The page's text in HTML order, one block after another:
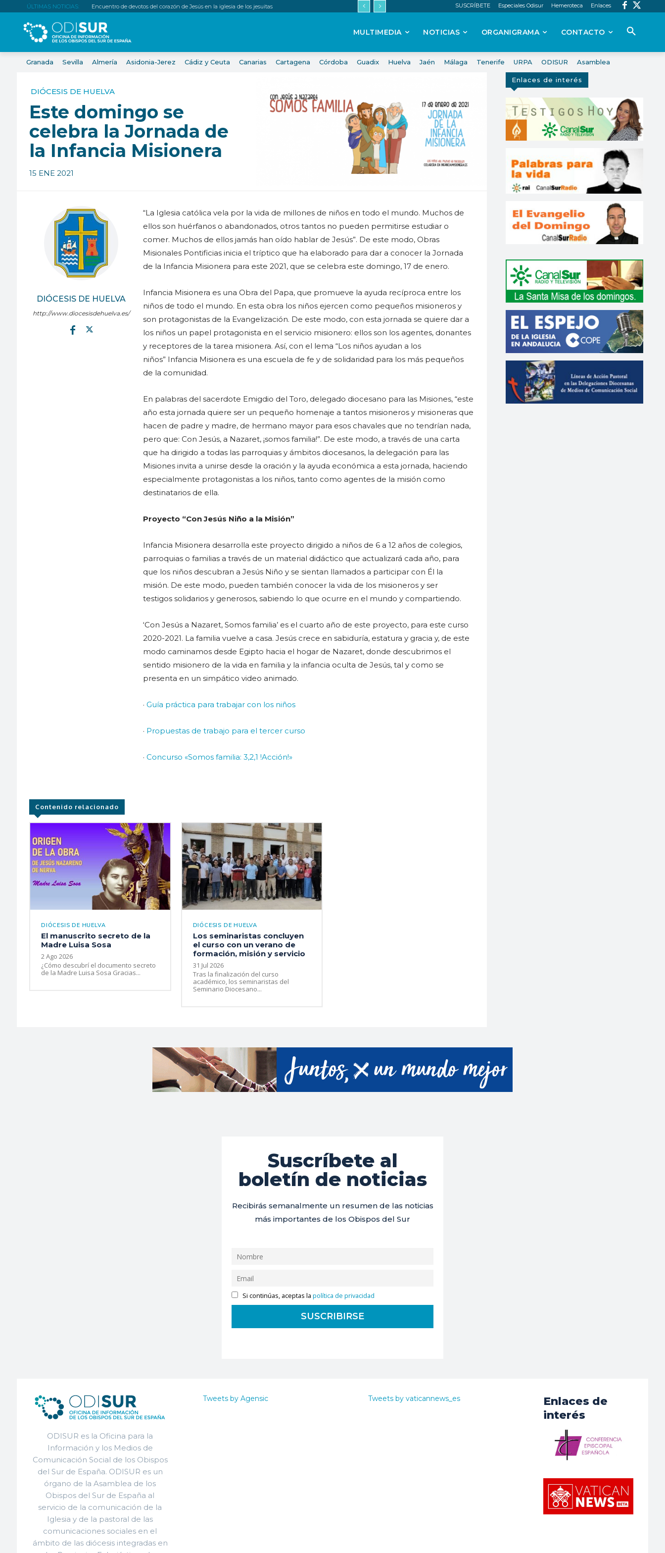
ÚLTIMAS NOTICIAS: Encuentro de devotos del corazón de Jesús en la iglesia de los jesuitas SUSCRÍBETE Especiales Odisur Hemeroteca Enlaces
MULTIMEDIA NOTICIAS ORGANIGRAMA CONTACTO
Granada Sevilla Almería Asidonia-Jerez Cádiz y Ceuta Canarias Cartagena Córdoba Guadix Huelva Jaén Málaga Tenerife URPA ODISUR Asamblea
DIÓCESIS DE HUELVA
Este domingo se
celebra la Jornada de
la Infancia Misionera
15 ENE 2021
DIÓCESIS DE HUELVA
http://www.diocesisdehuelva.es/
“La Iglesia católica vela por la vida de millones de niños en todo el mundo. Muchos de
ellos son huérfanos o abandonados, otros tantos no pueden permitirse estudiar o
comer. Muchos de ellos jamás han oído hablar de Jesús”. De este modo, Obras
Misionales Pontificias inicia el tríptico que ha elaborado para dar a conocer la Jornada
de la Infancia Misionera para este 2021, que se celebra este domingo, 17 de enero.
Infancia Misionera es una Obra del Papa, que promueve la ayuda recíproca entre los
niños de todo el mundo. En esta obra los niños ejercen como pequeños misioneros y
son protagonistas de la Evangelización. De este modo, con esta jornada se quiere dar a
los niños un papel protagonista en el servicio misionero: ellos son los agentes, donantes
y receptores de la tarea misionera. Así, con el lema “Los niños ayudan a los
niños” Infancia Misionera es una escuela de fe y de solidaridad para los más pequeños
de la comunidad.
En palabras del sacerdote Emigdio del Toro, delegado diocesano para las Misiones, “este
año esta jornada quiere ser un pequeño homenaje a tantos misioneros y misioneras que
hacen de padre y madre, de hermano mayor para esos chavales que no tendrían nada,
pero que: Con Jesús, a Nazaret, ¡somos familia!”. De este modo, a través de una carta
que ha dirigido a todas las parroquias y ámbitos diocesanos, la delegación para las
Misiones invita a unirse desde la oración y la ayuda económica a esta jornada, haciendo
especialmente protagonistas a los niños, tanto como agentes de la misión como
destinatarios de ella.
Proyecto “Con Jesús Niño a la Misión”
Infancia Misionera desarrolla este proyecto dirigido a niños de 6 a 12 años de colegios,
parroquias o familias a través de un material didáctico que actualizará cada año, para
que los niños descubran a Jesús Niño y se sientan llamados a participar con Él la
misión. De este modo, pueden también conocer la vida de los misioneros y ser
testigos solidarios y generosos, sabiendo lo que ocurre en el mundo y compartiendo.
‘Con Jesús a Nazaret, Somos familia’ es el cuarto año de este proyecto, para este curso
2020-2021. La familia vuelve a casa. Jesús crece en sabiduría, estatura y gracia y, de este
modo caminamos desde Egipto hacia el hogar de Nazaret, donde descubrimos el
sentido misionero de la vida en familia y la infancia oculta de Jesús, tal y como se
presenta en un simpático video animado.
· Guía práctica para trabajar con los niños
· Propuestas de trabajo para el tercer curso
· Concurso «Somos familia: 3,2,1 !Acción!»
Contenido relacionado
DIÓCESIS DE HUELVA
El manuscrito secreto de la
Madre Luisa Sosa
2 Ago 2026
¿Cómo descubrí el documento secreto
de la Madre Luisa Sosa Gracias...
DIÓCESIS DE HUELVA
Los seminaristas concluyen
el curso con un verano de
formación, misión y servicio
31 Jul 2026
Tras la finalización del curso
académico, los seminaristas del
Seminario Diocesano...
Enlaces de interés
Suscríbete al
boletín de noticias
Recibirás semanalmente un resumen de las noticias
más importantes de los Obispos del Sur
Si continúas, aceptas lapolítica de privacidad
ODISUR es la Oficina para la
Información y los Medios de
Comunicación Social de los Obispos
del Sur de España. ODISUR es un
órgano de la Asamblea de los
Obispos del Sur de España al
servicio de la comunicación de la
Iglesia y de la pastoral de las
comunicaciones sociales en el
ámbito de las diócesis integradas en
Tweets by Agensic Tweets by vaticannews_es
Enlaces de
interés